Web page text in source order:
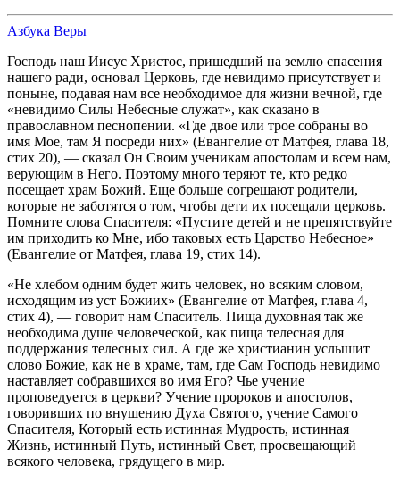
Азбука Веры
Господь наш Иисус Христос, пришедший на землю спасения
нашего ради, основал Церковь, где невидимо присутствует и
поныне, подавая нам все необходимое для жизни вечной, где
«невидимо Силы Небесные служат», как сказано в
православном песнопении. «Где двое или трое собраны во
имя Мое, там Я посреди них» (Евангелие от Матфея, глава 18,
стих 20), — сказал Он Своим ученикам апостолам и всем нам,
верующим в Него. Поэтому много теряют те, кто редко
посещает храм Божий. Еще больше согрешают родители,
которые не заботятся о том, чтобы дети их посещали церковь.
Помните слова Спасителя: «Пустите детей и не препятствуйте
им приходить ко Мне, ибо таковых есть Царство Небесное»
(Евангелие от Матфея, глава 19, стих 14).
«Не хлебом одним будет жить человек, но всяким словом,
исходящим из уст Божиих» (Евангелие от Матфея, глава 4,
стих 4), — говорит нам Спаситель. Пища духовная так же
необходима душе человеческой, как пища телесная для
поддержания телесных сил. А где же христианин услышит
слово Божие, как не в храме, там, где Сам Господь невидимо
наставляет собравшихся во имя Его? Чье учение
проповедуется в церкви? Учение пророков и апостолов,
говоривших по внушению Духа Святого, учение Самого
Спасителя, Который есть истинная Мудрость, истинная
Жизнь, истинный Путь, истинный Свет, просвещающий
всякого человека, грядущего в мир.